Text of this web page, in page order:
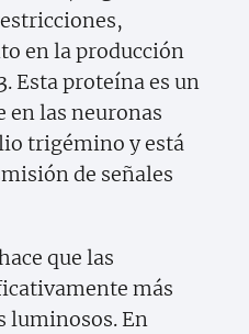
en la producción
Esta proteína es un
en las neuronas
trigémino y está
de señales
que las
más
luminosos. En